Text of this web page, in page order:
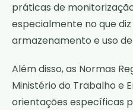
práticas de
especialmente no que
armazenamento e uso
Além disso, as Normas
Ministério do Trabalho e
orientações específicas